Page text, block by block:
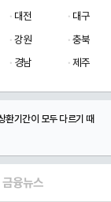
대전
대구
강원
충북
경남 제주
환기간이 모두 다르기 때
금융뉴스